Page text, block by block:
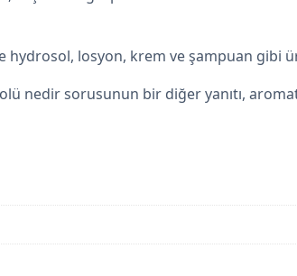
hydrosol, losyon, krem ve şampuan gibi
nedir sorusunun bir diğer yanıtı,